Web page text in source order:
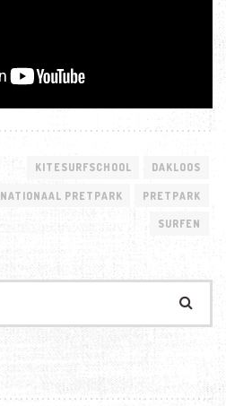
KITESURFSCHOOL DAKLOOS
NATIONAAL PRETPARK PRETPARK
SURFEN